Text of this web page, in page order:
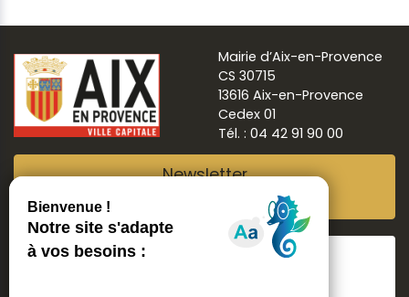
Mairie d’Aix-en-Provence
CS 30715
13616 Aix-en-Provence
Cedex 01
Tél. : 04 42 91 90 00
Newsletter
Suivre Aix ma ville